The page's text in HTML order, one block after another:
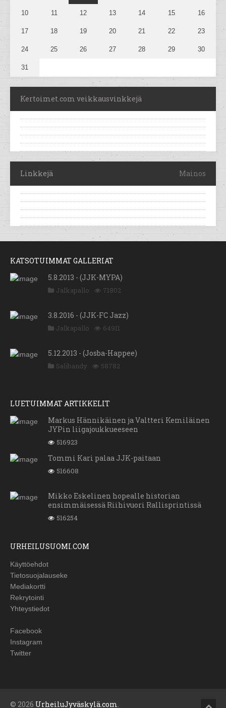
10 11 12 13 14 15 16
17 18 19 20 21 22 23
24 25 26 27 28 29 30
31
Kertoimet.com veikkausvinkkejä
Linkkejä Mainos
KATSOTUIMMAT GALLERIAT
5.8.2013 - (JJK-MYPA)
Jalkapallo 71802
3.8.2016 - (JJK-FC Jazz)
Jalkapallo 64911
5.12.2013 - (Josba-Happee)
Salibandy 58782
LUETUIMMAT ARTIKKELIT
Markus Hännikäinen ja Valtteri Kemiläinen
JYPin liigajoukkueeseen
516923
Tommi Kari palaa JJK-paitaan
516608
Mikko Eskelinen hopealle historian
ensimmäisessä Riihivuori Rallisprintissä
516254
URHEILUSUOMI.COM
Käyttöehdot
Tietosuojalauseke
Mediakortti
Rekrytointi
Yhteystiedot
Facebook
Instagram
Twitter
© 2026 UrheiluJyväskylä.com.